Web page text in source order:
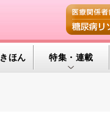
ほん 特集・連載